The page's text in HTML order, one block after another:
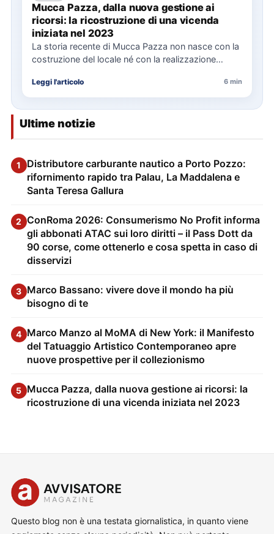
Mucca Pazza, dalla nuova gestione ai
ricorsi: la ricostruzione di una vicenda
iniziata nel 2023
La storia recente di Mucca Pazza non nasce con la
costruzione del locale né con la realizzazione
Leggi l'articolo 6 min
Ultime notizie
1
Distributore carburante nautico a Porto Pozzo:
rifornimento rapido tra Palau, La Maddalena e
Santa Teresa Gallura
2 ConRoma 2026: Consumerismo No Profit informa
gli abbonati ATAC sui loro diritti – il Pass Dott da
90 corse, come ottenerlo e cosa spetta in caso di
disservizi
3 Marco Bassano: vivere dove il mondo ha più
bisogno di te
4 Marco Manzo al MoMA di New York: il Manifesto
del Tatuaggio Artistico Contemporaneo apre
nuove prospettive per il collezionismo
5 Mucca Pazza, dalla nuova gestione ai ricorsi: la
ricostruzione di una vicenda iniziata nel 2023
Questo blog non è una testata giornalistica, in quanto viene